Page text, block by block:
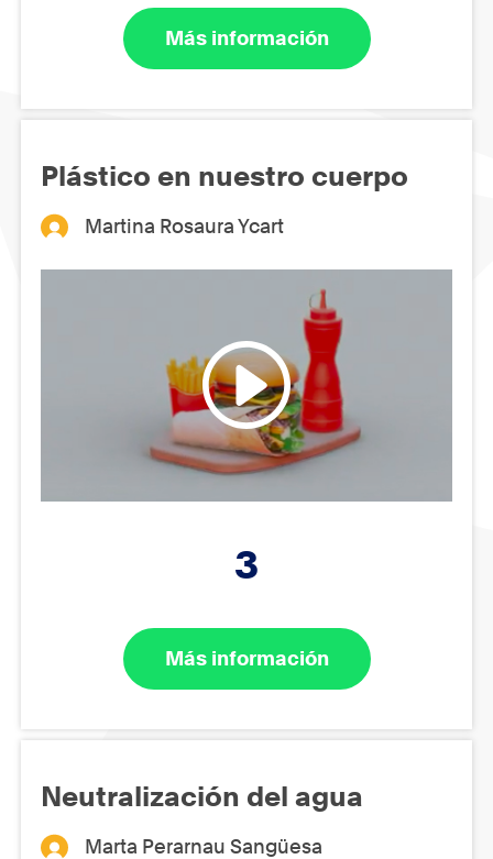
Más información
Plástico en nuestro cuerpo
Martina Rosaura Ycart
3
Más información
Neutralización del agua
Marta Perarnau Sangüesa